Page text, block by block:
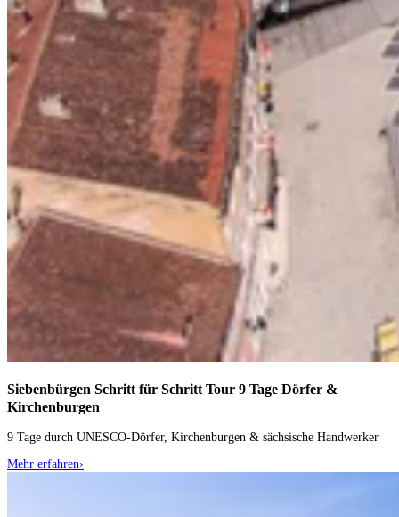
Siebenbürgen Schritt für Schritt Tour 9 Tage Dörfer &
Kirchenburgen
9 Tage durch UNESCO-Dörfer, Kirchenburgen & sächsische Handwerker
Mehr erfahren›